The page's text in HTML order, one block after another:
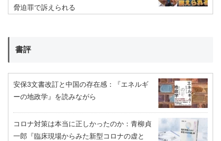
脅迫罪で訴えられる
書評
安保3文書改訂と中国の存在感：『エネルギ
ーの地政学』を読みながら
コロナ対策は本当に正しかったのか：青柳貞
一郎『臨床現場からみた新型コロナの虚と